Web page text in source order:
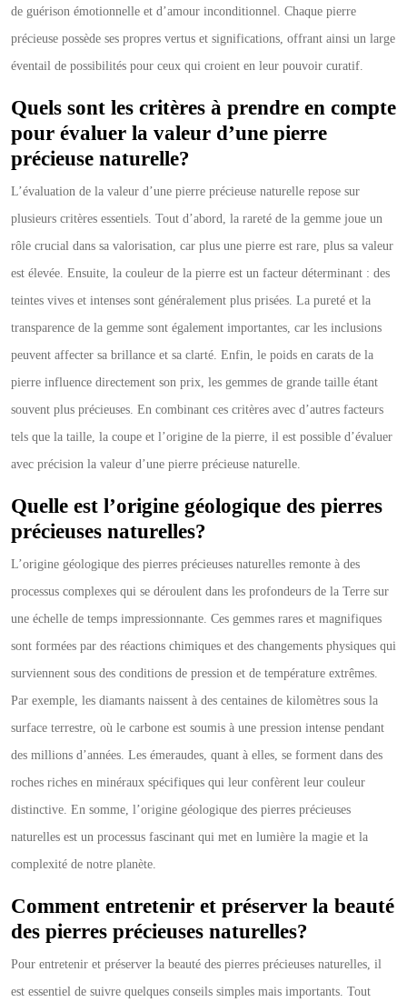
de guérison émotionnelle et d’amour inconditionnel. Chaque pierre
précieuse possède ses propres vertus et significations, offrant ainsi un large
éventail de possibilités pour ceux qui croient en leur pouvoir curatif.
Quels sont les critères à prendre en compte
pour évaluer la valeur d’une pierre
précieuse naturelle?
L’évaluation de la valeur d’une pierre précieuse naturelle repose sur
plusieurs critères essentiels. Tout d’abord, la rareté de la gemme joue un
rôle crucial dans sa valorisation, car plus une pierre est rare, plus sa valeur
est élevée. Ensuite, la couleur de la pierre est un facteur déterminant : des
teintes vives et intenses sont généralement plus prisées. La pureté et la
transparence de la gemme sont également importantes, car les inclusions
peuvent affecter sa brillance et sa clarté. Enfin, le poids en carats de la
pierre influence directement son prix, les gemmes de grande taille étant
souvent plus précieuses. En combinant ces critères avec d’autres facteurs
tels que la taille, la coupe et l’origine de la pierre, il est possible d’évaluer
avec précision la valeur d’une pierre précieuse naturelle.
Quelle est l’origine géologique des pierres
précieuses naturelles?
L’origine géologique des pierres précieuses naturelles remonte à des
processus complexes qui se déroulent dans les profondeurs de la Terre sur
une échelle de temps impressionnante. Ces gemmes rares et magnifiques
sont formées par des réactions chimiques et des changements physiques qui
surviennent sous des conditions de pression et de température extrêmes.
Par exemple, les diamants naissent à des centaines de kilomètres sous la
surface terrestre, où le carbone est soumis à une pression intense pendant
des millions d’années. Les émeraudes, quant à elles, se forment dans des
roches riches en minéraux spécifiques qui leur confèrent leur couleur
distinctive. En somme, l’origine géologique des pierres précieuses
naturelles est un processus fascinant qui met en lumière la magie et la
complexité de notre planète.
Comment entretenir et préserver la beauté
des pierres précieuses naturelles?
Pour entretenir et préserver la beauté des pierres précieuses naturelles, il
est essentiel de suivre quelques conseils simples mais importants. Tout